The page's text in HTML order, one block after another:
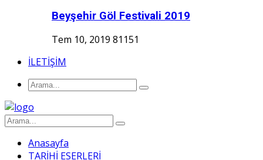
Beyşehir Göl Festivali 2019
Tem 10, 2019 81151
İLETİŞİM
Anasayfa
TARİHİ ESERLERİ